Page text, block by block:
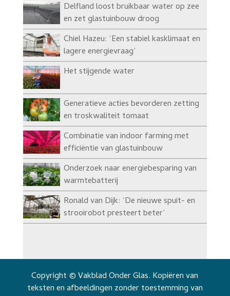
Delfland loost bruikbaar water op zee
en zet glastuinbouw droog
Chiel Hazeu: ‘Een stabiel kasklimaat en
lagere energievraag’
Het stijgende water
Generatieve acties bevorderen zetting
en troskwaliteit tomaat
Combinatie van indoor farming met
efficiëntie van glastuinbouw
Onderzoek naar energiebesparing van
warmtebatterij
Ronald van Dijk: ‘De nieuwe spuit- en
strooirobot presteert beter’
Copyright © Vakblad Onder Glas. Kopiëren van
teksten en afbeeldingen zonder toestemming van